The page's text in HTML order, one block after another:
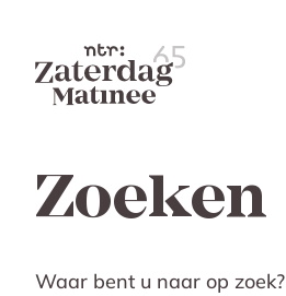
Zoeken
Waar bent u naar op zoek?